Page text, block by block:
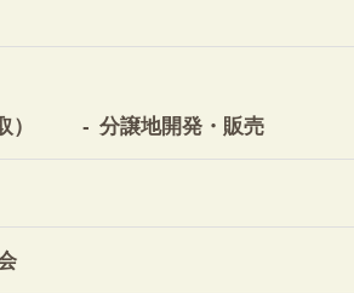
分譲地開発・販売